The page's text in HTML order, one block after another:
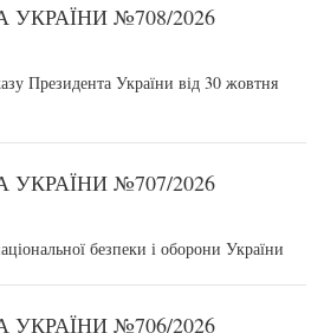
№708/2026
Президента України від 30 жовтня
№707/2026
безпеки і оборони України
№706/2026